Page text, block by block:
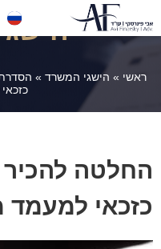
ראשי » הישגי המשרד »
החלטה
כזכאי למעמד